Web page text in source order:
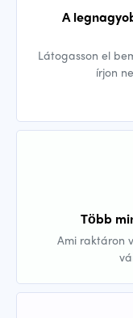
A
Látogasson el
írjon
Több
Ami raktáron